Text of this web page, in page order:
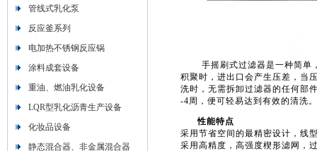
管线式乳化泵
反应釜系列
电加热不锈钢反应锅
涂料成套设备
重油、燃油乳化设备
LQR型乳化沥青生产设备
化妆品设备
静态混合器、非金属混合器
手摇刷式过滤器是一种简单
积聚时，进出口会产生压差，当
洗时，无需拆卸过滤器的任何部
-4周，便可轻易达到有效的清洗。
性能特点
采用节省空间的最精密设计，线
采用高精度，高强度楔形滤网，